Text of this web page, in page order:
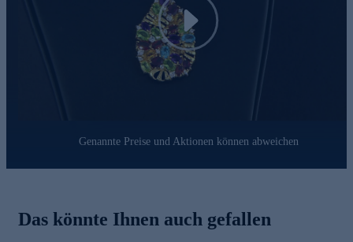
Play
Genannte Preise und Aktionen können abweichen
Das könnte Ihnen auch gefallen